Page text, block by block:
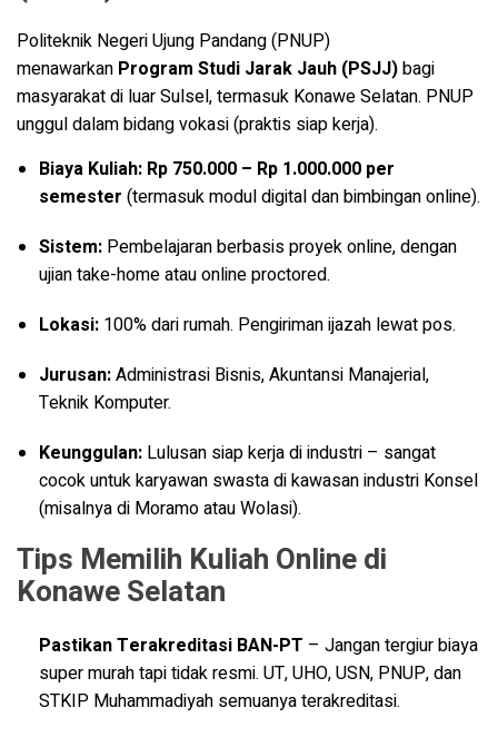
Politeknik Negeri Ujung Pandang (PNUP)
menawarkan Program Studi Jarak Jauh (PSJJ)bagi
masyarakat di luar Sulsel, termasuk Konawe Selatan. PNUP
unggul dalam bidang vokasi (praktis siap kerja).
Biaya Kuliah: Rp 750.000 – Rp 1.000.000 per
semester (termasuk modul digital dan bimbingan online).
Sistem: Pembelajaran berbasis proyek online, dengan
ujian take-home atau online proctored.
Lokasi: 100% dari rumah. Pengiriman ijazah lewat pos.
Jurusan:Administrasi Bisnis, Akuntansi Manajerial,
Teknik Komputer.
Keunggulan: Lulusan siap kerja di industri – sangat
cocok untuk karyawan swasta di kawasan industri Konsel
(misalnya di Moramo atau Wolasi).
Tips Memilih Kuliah Online di
Konawe Selatan
Pastikan Terakreditasi BAN-PT – Jangan tergiur biaya
super murah tapi tidak resmi. UT, UHO, USN, PNUP, dan
STKIP Muhammadiyah semuanya terakreditasi.